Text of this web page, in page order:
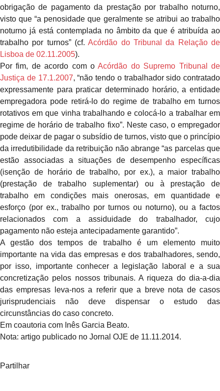
obrigação de pagamento da prestação por trabalho noturno,
visto que “a penosidade que geralmente se atribui ao trabalho
noturno já está contemplada no âmbito da que é atribuída ao
trabalho por turnos” (cf.Acórdão do Tribunal da Relação de
Lisboa de 02.11.2005).
Por fim, de acordo com oAcórdão do Supremo Tribunal de
Justiça de 17.1.2007, “não tendo o trabalhador sido contratado
expressamente para praticar determinado horário, a entidade
empregadora pode retirá-lo do regime de trabalho em turnos
rotativos em que vinha trabalhando e colocá-lo a trabalhar em
regime de horário de trabalho fixo”. Neste caso, o empregador
pode deixar de pagar o subsídio de turnos, visto que o princípio
da irredutibilidade da retribuição não abrange “as parcelas que
estão associadas a situações de desempenho específicas
(isenção de horário de trabalho, por ex.), a maior trabalho
(prestação de trabalho suplementar) ou à prestação de
trabalho em condições mais onerosas, em quantidade e
esforço (por ex., trabalho por turnos ou noturno), ou a factos
relacionados com a assiduidade do trabalhador, cujo
pagamento não esteja antecipadamente garantido”.
A gestão dos tempos de trabalho é um elemento muito
importante na vida das empresas e dos trabalhadores, sendo,
por isso, importante conhecer a legislação laboral e a sua
concretização pelos nossos tribunais. A riqueza do dia-a-dia
das empresas leva-nos a referir que a breve nota de casos
jurisprudenciais não deve dispensar o estudo das
circunstâncias do caso concreto.
Em coautoria com Inês Garcia Beato.
Nota: artigo publicado no Jornal OJE de 11.11.2014.
Partilhar